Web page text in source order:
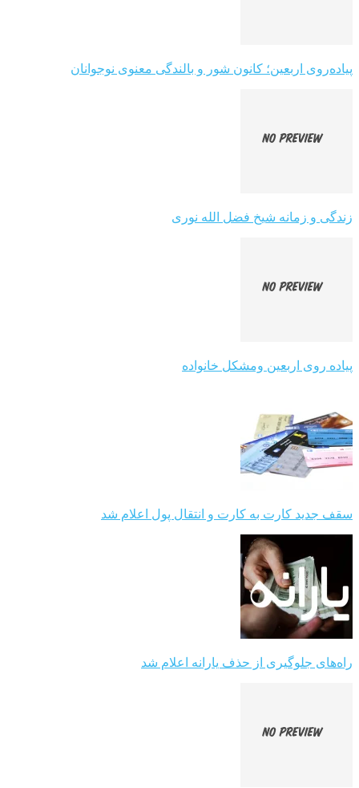
پیاده‌روی اربعین؛ کانون شور و بالندگی معنوی نوجوانان
زندگی و زمانه شیخ فضل الله نوری
پیاده روی اربعین ومشکل خانواده
سقف جدید کارت به کارت و انتقال پول اعلام شد
راه‌های جلوگیری از حذف یارانه اعلام شد